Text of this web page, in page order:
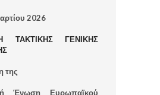
2026
ΤΑΚΤΙΚΗΣ ΓΕΝΙΚΗΣ
της
Ένωση Ευρωπαϊκού